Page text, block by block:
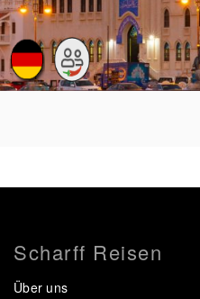
Scharff Reisen
Über uns